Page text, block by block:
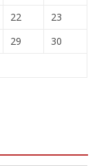
22
23
29
30